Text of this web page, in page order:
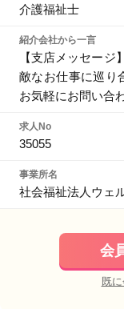
介護福祉士
紹介会社から一言
【支店メッセー
敵なお仕事に巡り
お気軽にお問い合
求人No
35055
事業所名
社会福祉法人ウェ
会
既